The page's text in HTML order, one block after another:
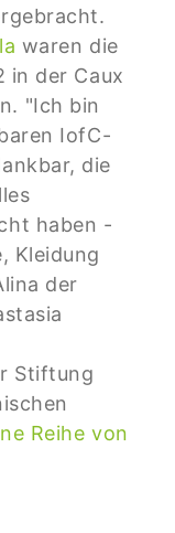
waren die
in der Caux
"Ich bin
IofC-
die
haben -
Kleidung
der
Stiftung
Reihe von